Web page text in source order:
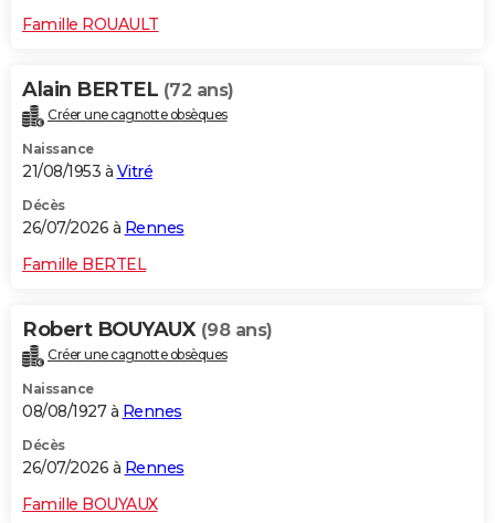
Famille ROUAULT
Alain BERTEL (72 ans)
Créer une cagnotte obsèques
Naissance
21/08/1953 à Vitré
Décès
26/07/2026 à Rennes
Famille BERTEL
Robert BOUYAUX (98 ans)
Créer une cagnotte obsèques
Naissance
08/08/1927 à Rennes
Décès
26/07/2026 à Rennes
Famille BOUYAUX